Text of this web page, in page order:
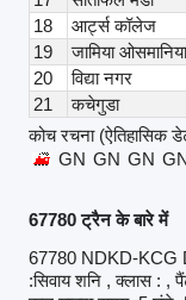
18
आर्ट्स कॉलेज
19
जामिया ओसमानिया
20
विद्या नगर
21
कचेगुडा
कोच रचना (ऐतिहासिक
GN GN GN
67780 ट्रैन के बारे में
67780 NDKD-KCG
:सिवाय शनि , क्लास : ,